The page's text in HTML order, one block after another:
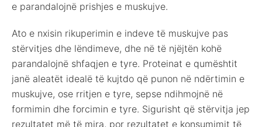
e parandalojnë prishjes e muskujve.
Ato e nxisin rikuperimin e indeve të muskujve pas
stërvitjes dhe lëndimeve, dhe në të njëjtën kohë
parandalojnë shfaqjen e tyre. Proteinat e qumështit
janë aleatët idealë të kujtdo që punon në ndërtimin e
muskujve, ose rritjen e tyre, sepse ndihmojnë në
formimin dhe forcimin e tyre. Sigurisht që stërvitja jep
rezultatet më të mira, por rezultatet e konsumimit të